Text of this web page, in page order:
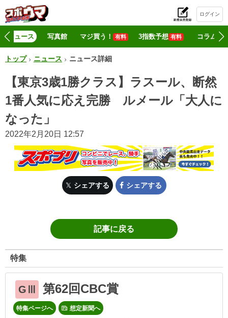
ログイン
ニュース 写真館 マジ買う！ 有料 3指数予想 有料 コラム
トップ ニュース ニュース詳細
【東京3歳1勝クラス】ラスール、断然
1番人気に応え完勝 ルメール「大人に
なった」
2022年2月20日 12:57
シェアする シェアする
記事に戻る
特集
GⅢ 第62回CBC賞
特集ページへ 想定新聞へ